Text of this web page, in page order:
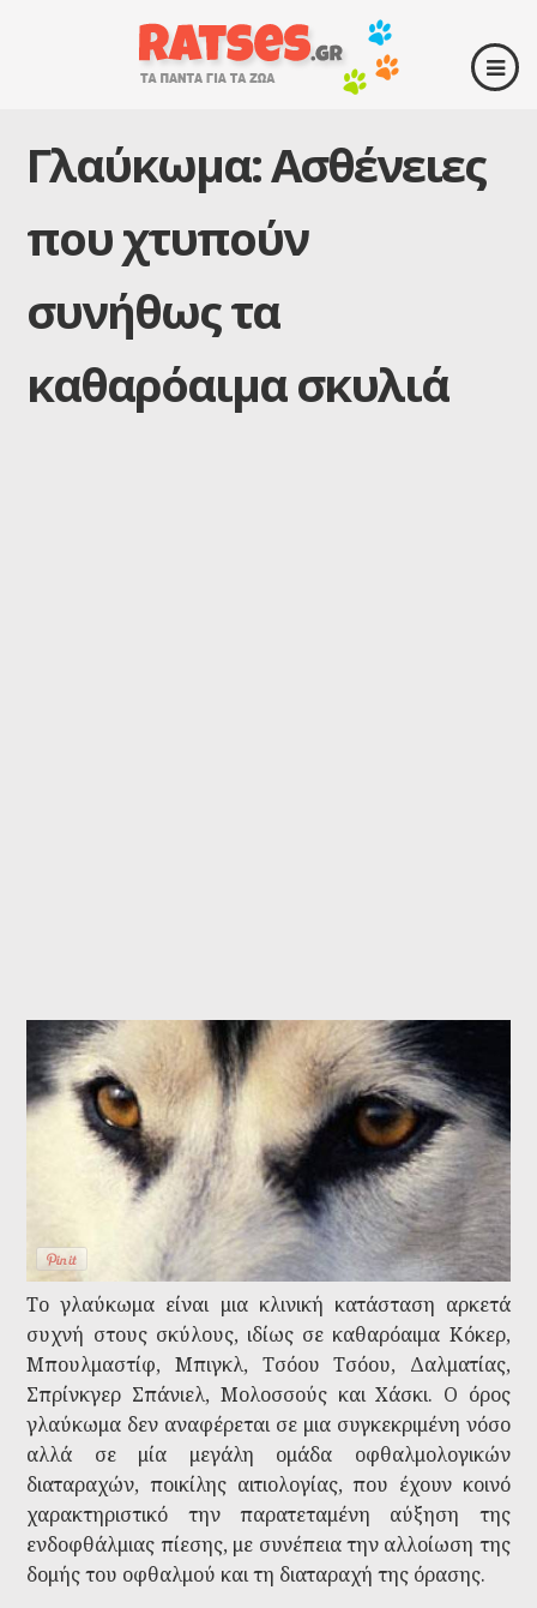
Γλαύκωμα: Ασθένειες
που χτυπούν
συνήθως τα
καθαρόαιμα σκυλιά
Το γλαύκωμα είναι μια κλινική κατάσταση αρκετά
συχνή στους σκύλους, ιδίως σε καθαρόαιμα Κόκερ,
Μπουλμαστίφ, Μπιγκλ, Τσόου Τσόου, Δαλματίας,
Σπρίνκγερ Σπάνιελ, Μολοσσούς και Χάσκι. Ο όρος
γλαύκωμα δεν αναφέρεται σε μια συγκεκριμένη νόσο
αλλά σε μία μεγάλη ομάδα οφθαλμολογικών
διαταραχών, ποικίλης αιτιολογίας, που έχουν κοινό
χαρακτηριστικό την παρατεταμένη αύξηση της
ενδοφθάλμιας πίεσης, με συνέπεια την αλλοίωση της
δομής του οφθαλμού και τη διαταραχή της όρασης.